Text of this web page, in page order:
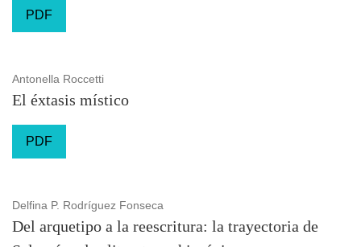
PDF
Antonella Roccetti
El éxtasis místico
PDF
Delfina P. Rodríguez Fonseca
Del arquetipo a la reescritura: la trayectoria de